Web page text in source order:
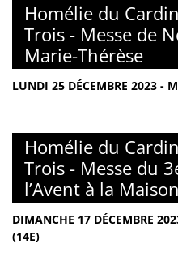
Homélie du
Trois - Messe de
Marie-Thérèse
LUNDI 25 DÉCEMBRE 2023 -
Homélie du
Trois - Messe du
l’Avent à la
DIMANCHE 17 DÉCEMBRE
(14E)